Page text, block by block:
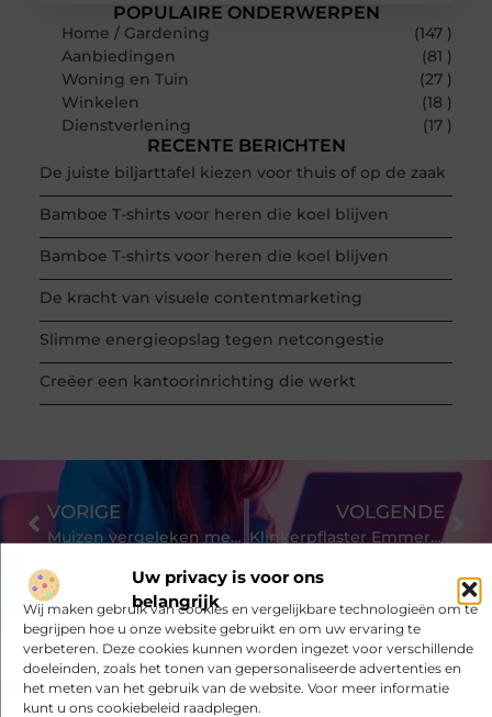
Uw privacy is voor ons
belangrijk
Wij maken gebruik van cookies en vergelijkbare technologieën om te
begrijpen hoe u onze website gebruikt en om uw ervaring te
verbeteren. Deze cookies kunnen worden ingezet voor verschillende
doeleinden, zoals het tonen van gepersonaliseerde advertenties en
het meten van het gebruik van de website. Voor meer informatie
kunt u ons cookiebeleid raadplegen.
POPULAIRE ONDERWERPEN
Home / Gardening
(147 )
Aanbiedingen
(81 )
Woning en Tuin
(27 )
Winkelen
(18 )
Dienstverlening
(17 )
RECENTE BERICHTEN
De juiste biljarttafel kiezen voor thuis of op de zaak
Bamboe T-shirts voor heren die koel blijven
Bamboe T-shirts voor heren die koel blijven
De kracht van visuele contentmarketing
Slimme energieopslag tegen netcongestie
Creëer een kantoorinrichting die werkt
VORIGE
Muizen vergeleken met het verleden
VOLGENDE
Klinkerpflaster Emmerich